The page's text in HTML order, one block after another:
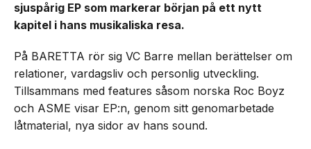
sjuspårig EP som markerar början på ett nytt
kapitel i hans musikaliska resa.
På BARETTA rör sig VC Barre mellan berättelser om
relationer, vardagsliv och personlig utveckling.
Tillsammans med features såsom norska Roc Boyz
och ASME visar EP:n, genom sitt genomarbetade
låtmaterial, nya sidor av hans sound.